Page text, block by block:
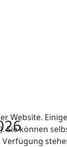
Website.
Sie können